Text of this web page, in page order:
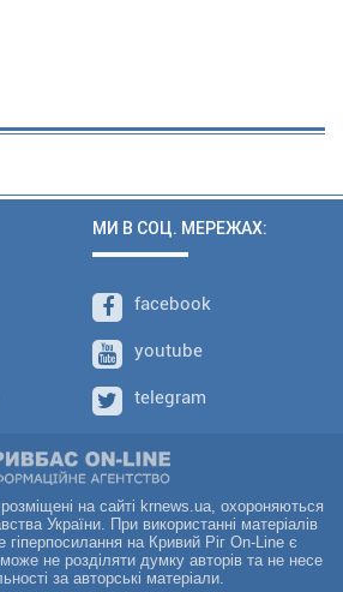
МИ В СОЦ. МЕРЕЖАХ:
facebook
youtube
telegram
на сайті krnews.ua, охороняються
України. При використанні матеріалів
гіперпосилання на Кривий Ріг On-Line є
не розділяти думку авторів та не несе
за авторські матеріали.